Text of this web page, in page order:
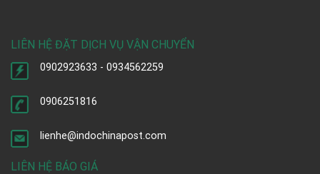
LIÊN HỆ ĐẶT DỊCH VỤ VẬN CHUYỂN
0902923633 - 0934562259
0906251816
lienhe@indochinapost.com
LIÊN HỆ BÁO GIÁ